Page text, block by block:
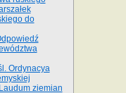
do
Ordynacya
ziemian